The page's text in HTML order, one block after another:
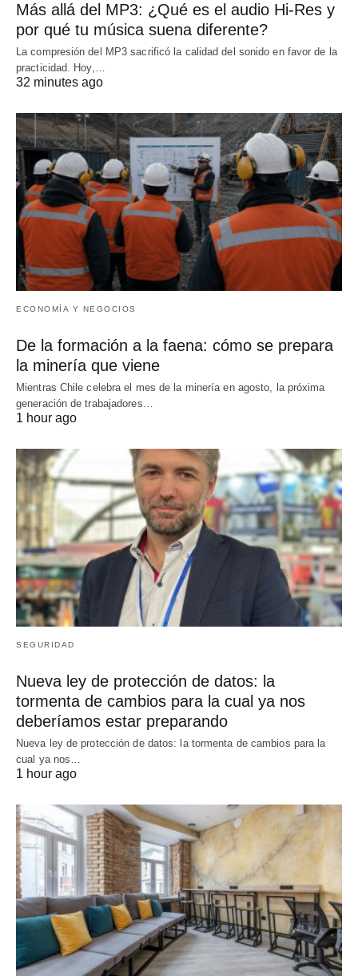
Más allá del MP3: ¿Qué es el audio Hi-Res y
por qué tu música suena diferente?
La compresión del MP3 sacrificó la calidad del sonido en favor de la
practicidad. Hoy,…
32 minutes ago
ECONOMÍA Y NEGOCIOS
De la formación a la faena: cómo se prepara
la minería que viene
Mientras Chile celebra el mes de la minería en agosto, la próxima
generación de trabajadores…
1 hour ago
SEGURIDAD
Nueva ley de protección de datos: la
tormenta de cambios para la cual ya nos
deberíamos estar preparando
Nueva ley de protección de datos: la tormenta de cambios para la
cual ya nos…
1 hour ago